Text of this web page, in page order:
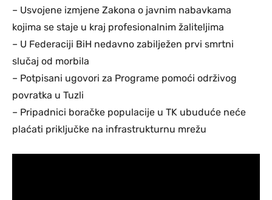
– Usvojene izmjene Zakona o javnim nabavkama
kojima se staje u kraj profesionalnim žaliteljima
– U Federaciji BiH nedavno zabilježen prvi smrtni
slučaj od morbila
– Potpisani ugovori za Programe pomoći održivog
povratka u Tuzli
– Pripadnici boračke populacije u TK ubuduće neće
plaćati priključke na infrastrukturnu mrežu